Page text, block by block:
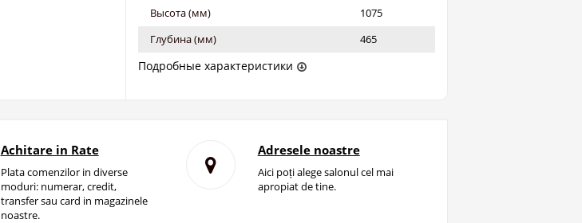
Высота (мм)
1075
Глубина (мм)
465
Подробные характеристики
Achitare in Rate
Plata comenzilor in diverse
moduri: numerar, credit,
transfer sau card in magazinele
noastre.
Adresele noastre
Aici poți alege salonul cel mai
apropiat de tine.